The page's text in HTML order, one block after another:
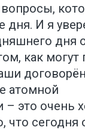
дня. И я
дня
как могут
атомной
– это очень
что сегодня